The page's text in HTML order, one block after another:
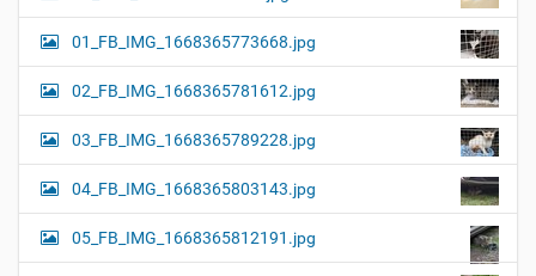
01_FB_IMG_1668365773668.jpg
02_FB_IMG_1668365781612.jpg
03_FB_IMG_1668365789228.jpg
04_FB_IMG_1668365803143.jpg
05_FB_IMG_1668365812191.jpg